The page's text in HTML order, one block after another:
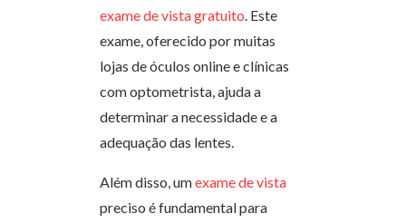
exame de vista gratuito. Este
exame, oferecido por muitas
lojas de óculos online e clínicas
com optometrista, ajuda a
determinar a necessidade e a
adequação das lentes.
Além disso, umexame de vista
preciso é fundamental para